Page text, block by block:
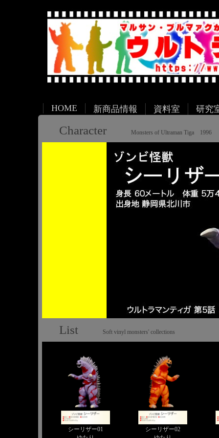
HOME 新商品情報 資料室 研究
Character Monsters of Ultraman Tiga 1996
List Soft vinyl monsters' collections
シーリザー01
シーリザー02